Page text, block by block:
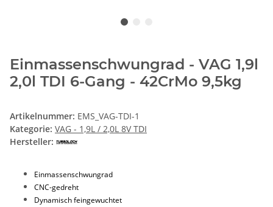
Einmassenschwungrad - VAG 1,9l
2,0l TDI 6-Gang - 42CrMo 9,5kg
Artikelnummer: EMS_VAG-TDI-1
Kategorie: VAG - 1,9L / 2,0L 8V TDI
Hersteller:
Einmassenschwungrad
CNC-gedreht
Dynamisch feingewuchtet